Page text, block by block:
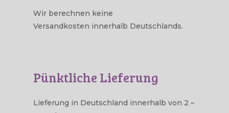
Wir berechnen keine
Versandkosten innerhalb Deutschlands.
Pünktliche Lieferung
Lieferung in Deutschland innerhalb von 2 –